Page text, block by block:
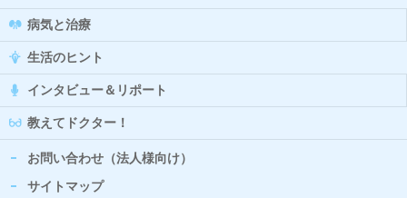
病気と治療
生活のヒント
インタビュー＆リポート
教えてドクター！
お問い合わせ（法人様向け）
サイトマップ